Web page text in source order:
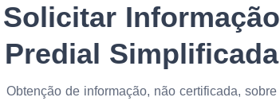
Solicitar Informação
Predial Simplificada
Obtenção de informação, não certificada, sobre